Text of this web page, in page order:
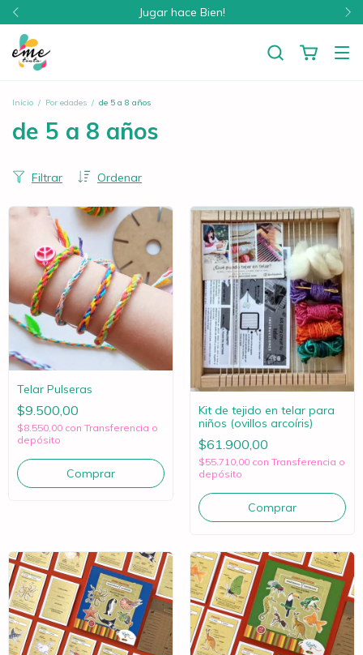
Jugar hace Bien!
Inicio / Por edades / de 5 a 8 años
de 5 a 8 años
Ordenar
Filtrar
Telar Pulseras
$9.500,00
$8.550,00 con Transferencia o
depósito
Kit de tejido en telar para
niños (ovillos arcoíris)
$61.900,00
$55.710,00 con Transferencia o
depósito